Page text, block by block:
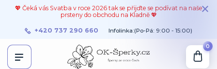
💖 Čeká vás Svatba v roce 2026 tak se přijďte se podívat na naše
prsteny do obchodu na Kladně 💖
+420 737 290 660 Infolinka:(Po-Pá: 9:00 - 15:00)
0